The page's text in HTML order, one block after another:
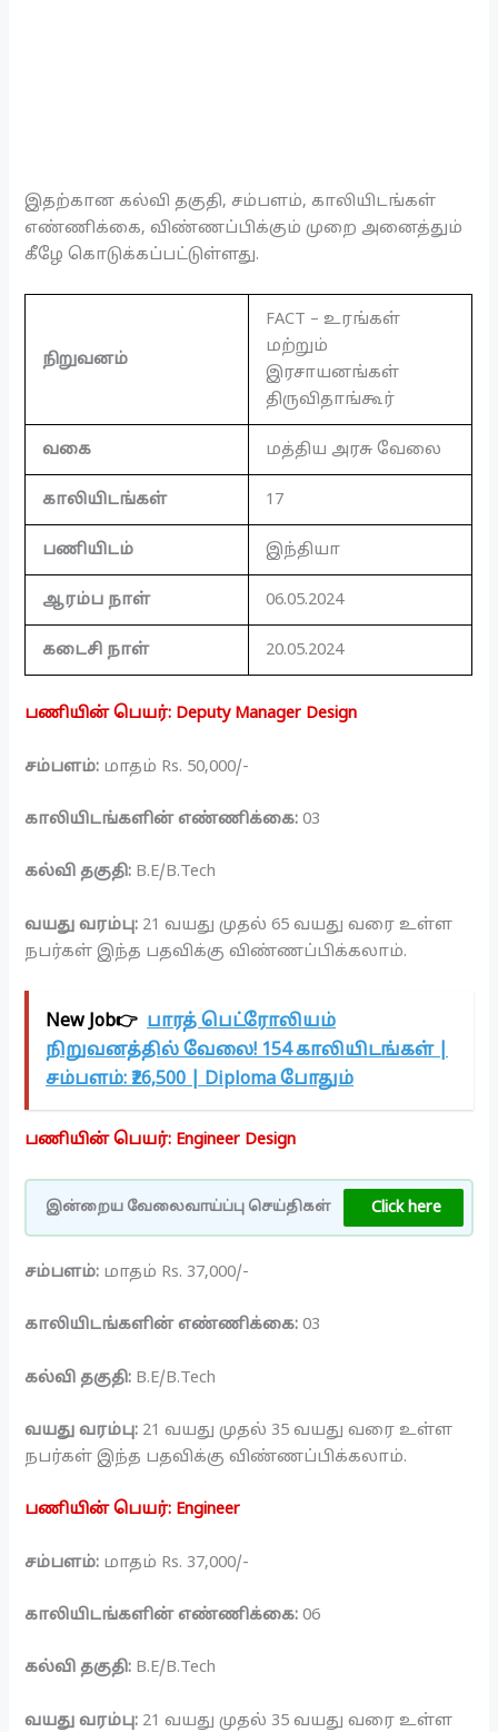
இதற்கான கல்வி தகுதி, சம்பளம், காலியிடங்கள்
எண்ணிக்கை, விண்ணப்பிக்கும் முறை அனைத்தும்
கீழே கொடுக்கப்பட்டுள்ளது.
நிறுவனம்
FACT – உரங்கள்
மற்றும்
இரசாயனங்கள்
திருவிதாங்கூர்
வகை மத்திய அரசு வேலை
காலியிடங்கள் 17
பணியிடம் இந்தியா
ஆரம்ப நாள் 06.05.2024
கடைசி நாள் 20.05.2024
பணியின் பெயர்: Deputy Manager Design
சம்பளம்: மாதம் Rs. 50,000/-
காலியிடங்களின் எண்ணிக்கை: 03
கல்வி தகுதி: B.E/B.Tech
வயது வரம்பு: 21 வயது முதல் 65 வயது வரை உள்ள
நபர்கள் இந்த பதவிக்கு விண்ணப்பிக்கலாம்.
New Job👉 பாரத் பெட்ரோலியம்
நிறுவனத்தில் வேலை! 154 காலியிடங்கள் |
சம்பளம்: ₹26,500 | Diploma போதும்
பணியின் பெயர்: Engineer Design
இன்றைய வேலைவாய்ப்பு செய்திகள் Click here
சம்பளம்: மாதம் Rs. 37,000/-
காலியிடங்களின் எண்ணிக்கை: 03
கல்வி தகுதி: B.E/B.Tech
வயது வரம்பு: 21 வயது முதல் 35 வயது வரை உள்ள
நபர்கள் இந்த பதவிக்கு விண்ணப்பிக்கலாம்.
பணியின் பெயர்: Engineer
சம்பளம்: மாதம் Rs. 37,000/-
காலியிடங்களின் எண்ணிக்கை: 06
கல்வி தகுதி: B.E/B.Tech
வயது வரம்பு: 21 வயது முதல் 35 வயது வரை உள்ள